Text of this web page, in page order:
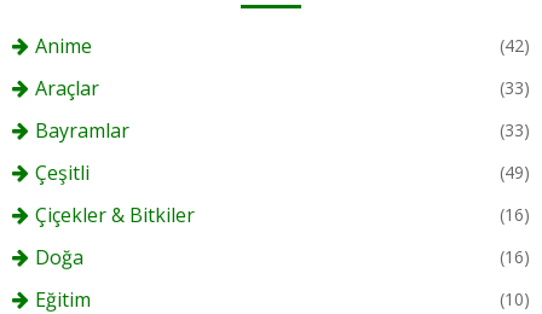
Anime (42)
Araçlar (33)
Bayramlar (33)
Çeşitli (49)
Çiçekler & Bitkiler (16)
Doğa (16)
Eğitim (10)